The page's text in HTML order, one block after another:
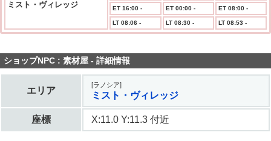
ミスト・ヴィレッジ ET 16:00 - ET 00:00 - ET 08:00 -
LT 08:06 - LT 08:30 - LT 08:53 -
ショップNPC : 素材屋 - 詳細情報
エリア
[ラノシア]
ミスト・ヴィレッジ
座標 X:11.0 Y:11.3 付近